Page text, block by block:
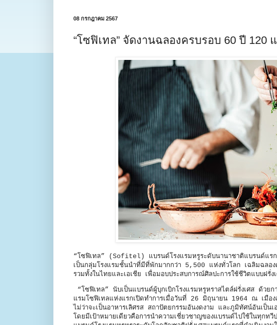
08 กรกฎาคม 2567
“โซฟิเทล” จัดงานฉลองครบรอบ 60 ปี 120
“โซฟิเทล” (Sofitel) แบรนด์โรงแรมหรูระดับนานาชาติแบรนด์แ
เป็นกลุ่มโรงแรมชั้นนำที่มีที่พักมากกว่า 5,500 แห่งทั่วโลก เฉลิมฉลอ
รวมทั้งในไทยและเอเชีย เพื่อมอบประสบการณ์ศิลปะการใช้ชีวิตแ
“โซฟิเทล” นับเป็นแบรนด์ผู้บุกเบิกโรงแรมหรูหราสไตล์ฝรั่งเศส ด้วย
แรมโซฟิเทลแห่งแรกเปิดทำการเมื่อวันที่ 26 มิถุนายน 1964 ณ เมือง
ไม่ว่าจะเป็นอาหารเลิศรส สถาปัตยกรรมอันงดงาม และภูมิทัศน์อันเป็
โดยมีเป้าหมายเดียวคือการนำความเชี่ยวชาญของแบรนด์ไปใช้ในทุก